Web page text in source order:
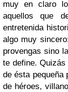
muy en claro
aquellos que
entretenida
algo muy
provengas sino
te define.
de ésta pequeña
de héroes,